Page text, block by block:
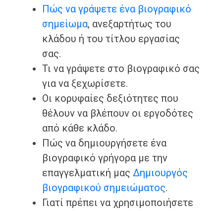
Πώς να γράψετε ένα βιογραφικό
σημείωμα, ανεξαρτήτως του
κλάδου ή του τίτλου εργασίας
σας.
Τι να γράψετε στο βιογραφικό σας
για να ξεχωρίσετε.
Οι κορυφαίες δεξιότητες που
θέλουν να βλέπουν οι εργοδότες
από κάθε κλάδο.
Πώς να δημιουργήσετε ένα
βιογραφικό γρήγορα με την
επαγγελματική μας Δημιουργός
βιογραφικού σημειώματος.
Γιατί πρέπει να χρησιμοποιήσετε